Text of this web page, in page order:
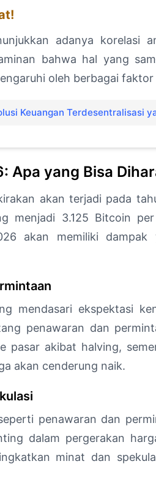
adanya korelasi
bahwa hal yang
oleh berbagai faktor
Keuangan Terdesentralisasi
Apa yang Bisa
akan terjadi pada
menjadi 3.125 Bitcoin
akan memiliki dampak
mendasari ekspektasi
penawaran dan
pasar akibat halving,
akan cenderung naik.
penawaran dan
dalam pergerakan
minat dan